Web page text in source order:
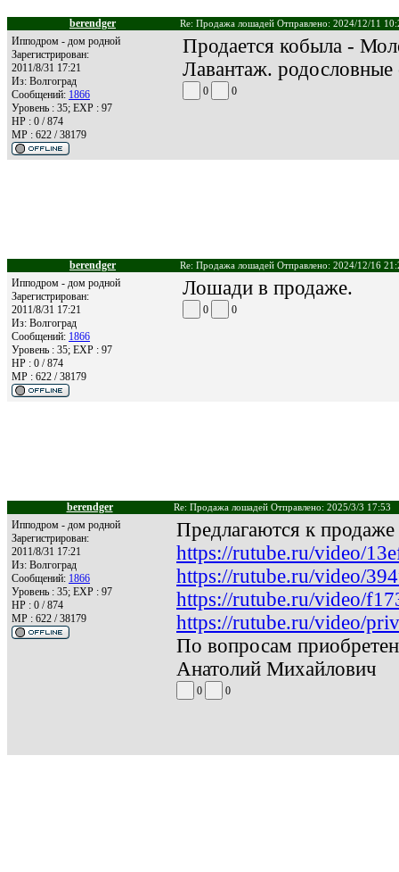
berendger Re: Продажа лошадей Отправлено: 2024/12/11
Ипподром - дом родной
Зарегистрирован:
2011/8/31 17:21
Из: Волгоград
Сообщений: 1866
Уровень : 35; EXP : 97
HP : 0 / 874
MP : 622 / 38179
Продается кобыла -
Лавантаж. родословные
0 0
berendger Re: Продажа лошадей Отправлено: 2024/12/16
Ипподром - дом родной
Зарегистрирован:
2011/8/31 17:21
Из: Волгоград
Сообщений: 1866
Уровень : 35; EXP : 97
HP : 0 / 874
MP : 622 / 38179
Лошади в продаже.
0 0
berendger Re: Продажа лошадей Отправлено: 2025/3/3 17:53
Ипподром - дом родной
Зарегистрирован:
2011/8/31 17:21
Из: Волгоград
Сообщений: 1866
Уровень : 35; EXP : 97
HP : 0 / 874
MP : 622 / 38179
Предлагаются к продаже
https://rutube.ru/video/
https://rutube.ru/video/
https://rutube.ru/video/
https://rutube.ru/video/
По вопросам
Анатолий Михайлович
0 0